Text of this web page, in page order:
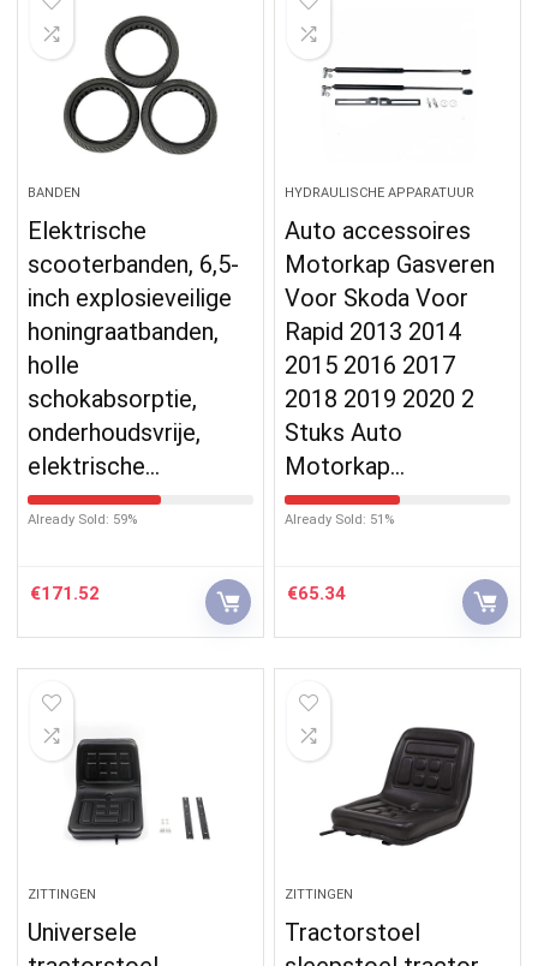
BANDEN
Elektrische
scooterbanden, 6,5-
inch explosieveilige
honingraatbanden,
holle
schokabsorptie,
onderhoudsvrije,
elektrische…
Already Sold: 59%
€171.52
HYDRAULISCHE APPARATUUR
Auto accessoires
Motorkap Gasveren
Voor Skoda Voor
Rapid 2013 2014
2015 2016 2017
2018 2019 2020 2
Stuks Auto
Motorkap…
Already Sold: 51%
€65.34
ZITTINGEN
Universele
ZITTINGEN
Tractorstoel